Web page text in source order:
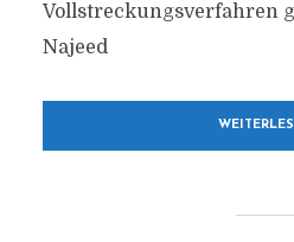
Vollstreckungsverfahren
Najeed